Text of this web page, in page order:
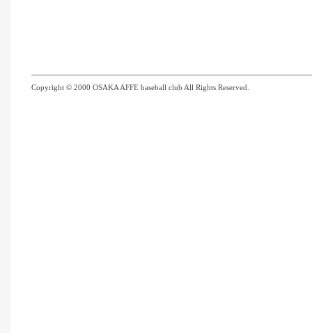
Copyright © 2000 OSAKA AFFE baseball club All Rights Reserved.